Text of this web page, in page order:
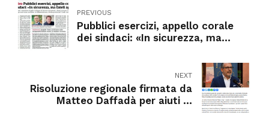
PREVIOUS
Pubblici esercizi, appello corale
dei sindaci: «In sicurezza, ma
NEXT
Risoluzione regionale firmata da
Matteo Daffadà per aiuti al